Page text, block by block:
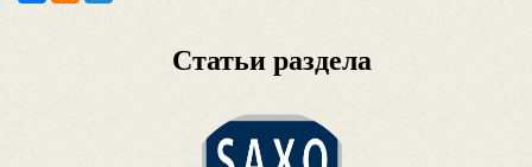
Статьи раздела